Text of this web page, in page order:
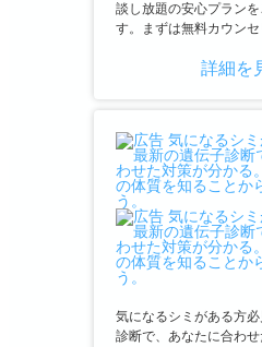
談し放題の安心プラン
す。まずは無料カウンセ
詳細を
気になるシミがある方
診断で、あなたに合わせ